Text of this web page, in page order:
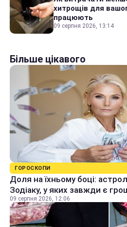
хитрощів для
працюють
09 серпня 2026, 13:14
Більше цікавого
ГОРОСКОПИ
Доля на їхньому боці:
Зодіаку, у яких завжди є
09 серпня 2026, 12:06